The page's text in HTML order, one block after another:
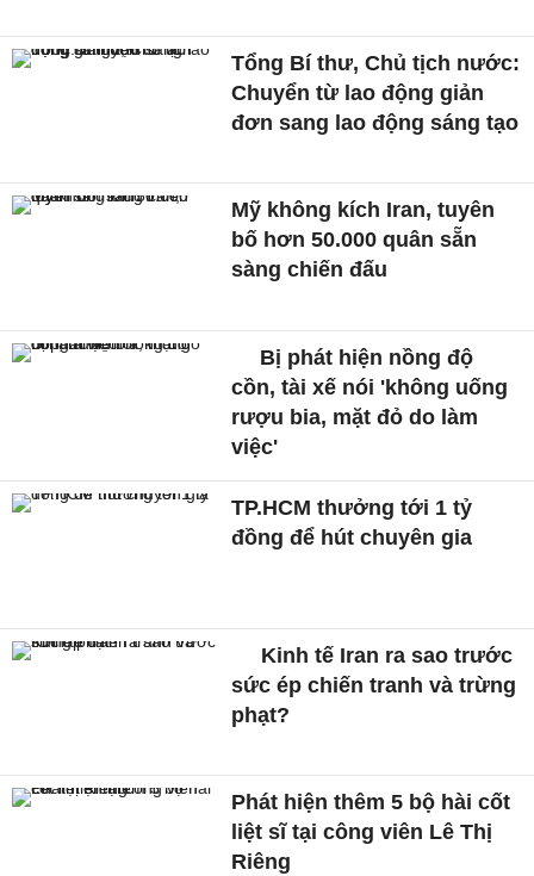
Tổng Bí thư, Chủ tịch nước:
Chuyển từ lao động giản
đơn sang lao động sáng tạo
Mỹ không kích Iran, tuyên
bố hơn 50.000 quân sẵn
sàng chiến đấu
Bị phát hiện nồng độ
cồn, tài xế nói 'không uống
rượu bia, mặt đỏ do làm
việc'
TP.HCM thưởng tới 1 tỷ
đồng để hút chuyên gia
Kinh tế Iran ra sao trước
sức ép chiến tranh và trừng
phạt?
Phát hiện thêm 5 bộ hài cốt
liệt sĩ tại công viên Lê Thị
Riêng